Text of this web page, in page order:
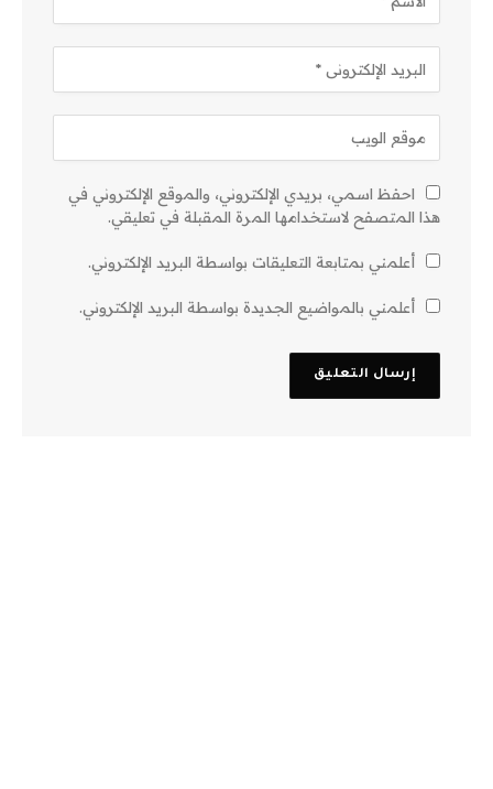
احفظ اسمي، بريدي الإلكتروني، والموقع الإلكتروني في
هذا المتصفح لاستخدامها المرة المقبلة في تعليقي.
أعلمني بمتابعة التعليقات بواسطة البريد الإلكتروني.
أعلمني بالمواضيع الجديدة بواسطة البريد الإلكتروني.